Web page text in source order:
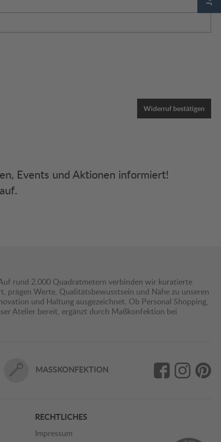
Widerruf bestätigen
Events und Aktionen informiert!
rund 2.000 Quadratmetern verbinden wir kuratierte
Werte, Qualitätsbewusstsein und Nähe zu unseren
und Haltung ausgezeichnet. Ob Personal Shopping,
Atelier bereit, ergänzt durch Maßkonfektion bei
MASSKONFEKTION
RECHTLICHES
Impressum